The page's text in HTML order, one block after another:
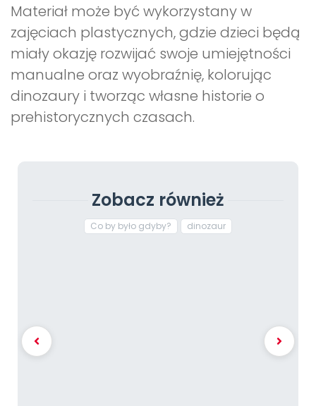
Materiał może być wykorzystany w
zajęciach plastycznych, gdzie dzieci będą
miały okazję rozwijać swoje umiejętności
manualne oraz wyobraźnię, kolorując
dinozaury i tworząc własne historie o
prehistorycznych czasach.
Zobacz również
Co by było gdyby? dinozaur